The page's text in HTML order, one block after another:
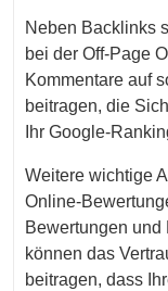
Neben Backlinks
bei der Off-Page
Kommentare auf
beitragen, die
Ihr Google-
Weitere wichtige
Online-
Bewertungen
können das
beitragen, dass